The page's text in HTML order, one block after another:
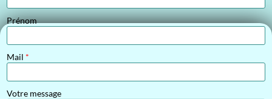
Prénom
Mail *
Votre message